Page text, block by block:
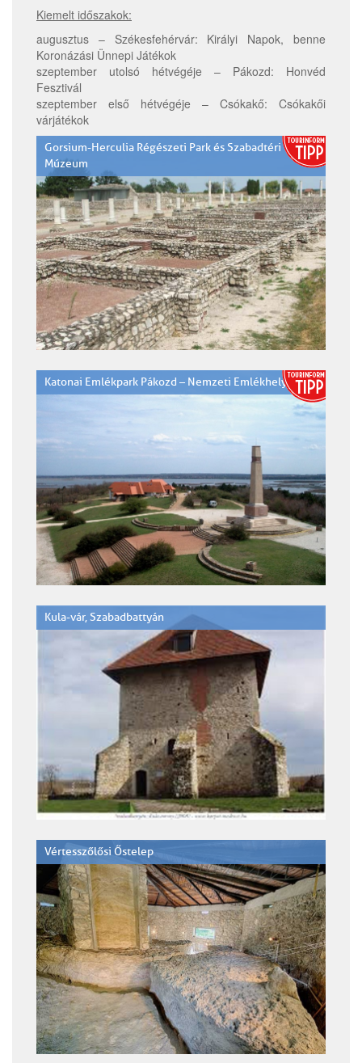
Kiemelt időszakok:
augusztus – Székesfehérvár: Királyi Napok, benne
Koronázási Ünnepi Játékok
szeptember utolsó hétvégéje – Pákozd: Honvéd
Fesztivál
szeptember első hétvégéje – Csókakő: Csókakői
várjátékok
Gorsium-Herculia Régészeti Park és Szabadtéri
Múzeum
Katonai Emlékpark Pákozd – Nemzeti Emlékhely
Kula-vár, Szabadbattyán
Vértesszőlősi Őstelep